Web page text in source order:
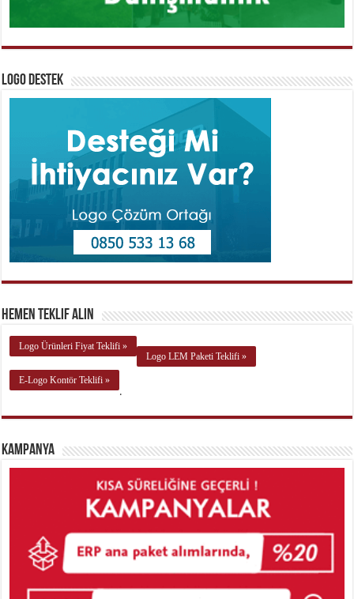
Logo Destek
Hemen Teklif Alın
Logo Ürünleri Fiyat Teklifi »
Logo LEM Paketi Teklifi »
E-Logo Kontör Teklifi »
.
Kampanya